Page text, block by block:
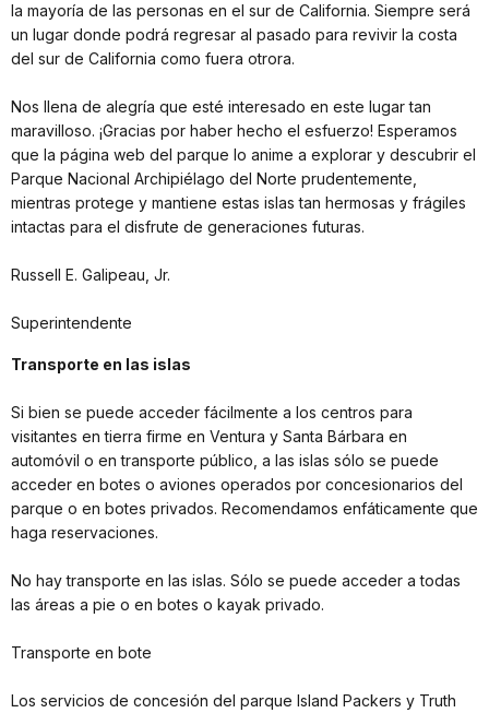
la mayoría de las personas en el sur de California. Siempre será
un lugar donde podrá regresar al pasado para revivir la costa
del sur de California como fuera otrora.
Nos llena de alegría que esté interesado en este lugar tan
maravilloso. ¡Gracias por haber hecho el esfuerzo! Esperamos
que la página web del parque lo anime a explorar y descubrir el
Parque Nacional Archipiélago del Norte prudentemente,
mientras protege y mantiene estas islas tan hermosas y frágiles
intactas para el disfrute de generaciones futuras.
Russell E. Galipeau, Jr.
Superintendente
Transporte en las islas
Si bien se puede acceder fácilmente a los centros para
visitantes en tierra firme en Ventura y Santa Bárbara en
automóvil o en transporte público, a las islas sólo se puede
acceder en botes o aviones operados por concesionarios del
parque o en botes privados. Recomendamos enfáticamente que
haga reservaciones.
No hay transporte en las islas. Sólo se puede acceder a todas
las áreas a pie o en botes o kayak privado.
Transporte en bote
Los servicios de concesión del parque Island Packers y Truth